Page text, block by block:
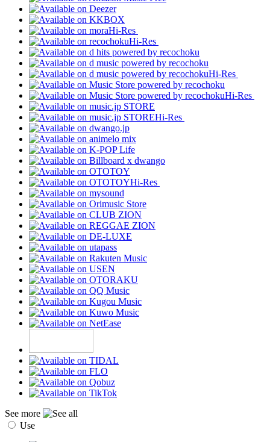
Hi-Res
Hi-Res
Hi-Res
Hi-Res
Hi-Res
Hi-Res
See more
Use